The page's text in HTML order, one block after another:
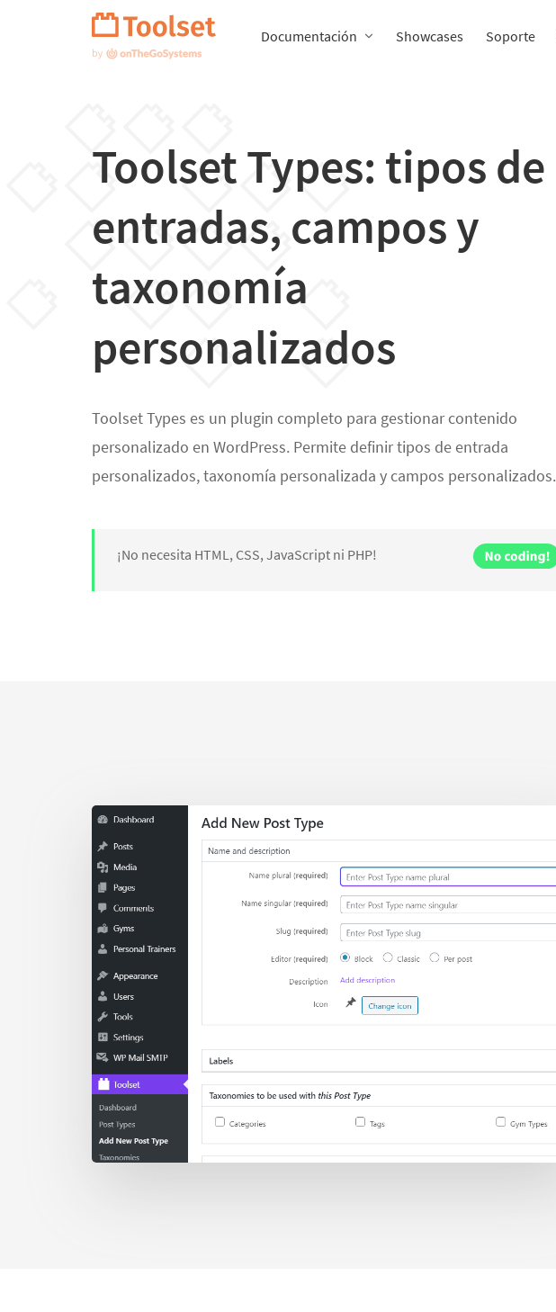
Documentación Showcases Soporte
Toolset Types: tipos de
entradas, campos y
taxonomía
personalizados
Toolset Types es un plugin completo para gestionar contenido
personalizado en WordPress. Permite definir tipos de entrada
personalizados, taxonomía personalizada y campos personalizados.
¡No necesita HTML, CSS, JavaScript ni PHP!